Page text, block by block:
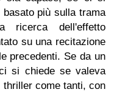
più sulla trama
ricerca dell'effetto
su una recitazione
precedenti. Se da un
si chiede se valeva
come tanti, con